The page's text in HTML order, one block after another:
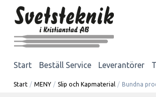
Start Beställ Service Leverantörer
Start / MENY / Slip och Kapmaterial / Bundna